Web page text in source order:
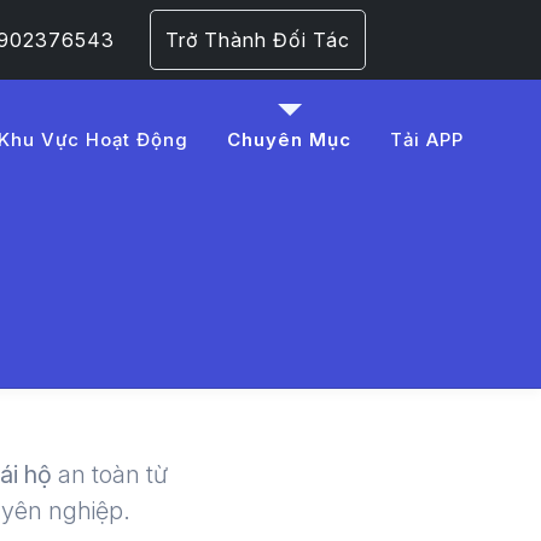
Trở Thành Đối Tác
Khu Vực Hoạt Động Chuyên Mục Tải APP
-
hộ an toàn từ
nghiệp.